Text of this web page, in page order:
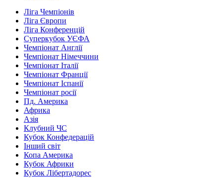
Ліга Чемпіонів
Ліга Європи
Ліга Конференцій
Суперкубок УЄФА
Чемпіонат Англії
Чемпіонат Німеччини
Чемпіонат Італії
Чемпіонат Франції
Чемпіонат Іспанії
Чемпіонат росії
Пд. Америка
Африка
Азія
Клубний ЧС
Кубок Конфедерацій
Інший світ
Копа Америка
Кубок Африки
Кубок Лібертадорес